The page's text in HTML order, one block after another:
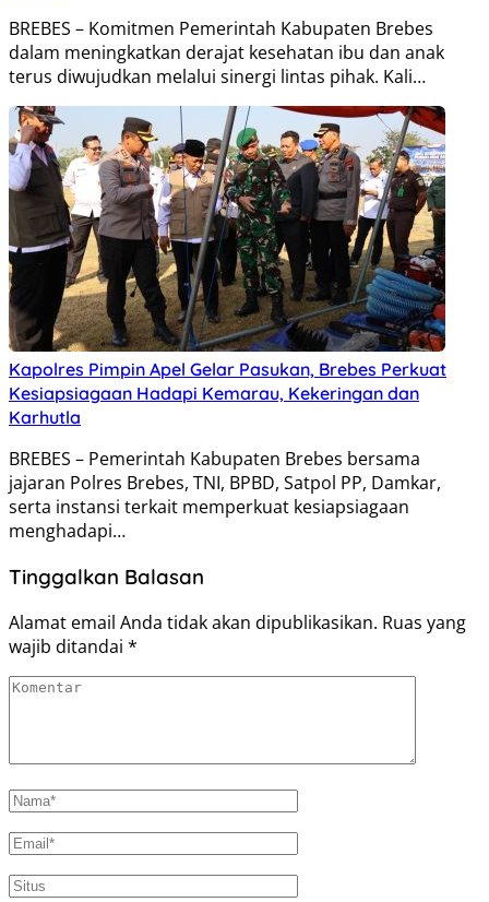
BREBES – Komitmen Pemerintah Kabupaten Brebes
dalam meningkatkan derajat kesehatan ibu dan anak
terus diwujudkan melalui sinergi lintas pihak. Kali…
Kapolres Pimpin Apel Gelar Pasukan, Brebes Perkuat
Kesiapsiagaan Hadapi Kemarau, Kekeringan dan
Karhutla
BREBES – Pemerintah Kabupaten Brebes bersama
jajaran Polres Brebes, TNI, BPBD, Satpol PP, Damkar,
serta instansi terkait memperkuat kesiapsiagaan
menghadapi…
Tinggalkan Balasan
Alamat email Anda tidak akan dipublikasikan. Ruas yang
wajib ditandai *